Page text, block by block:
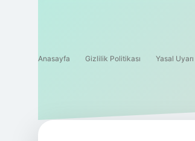
Anasayfa Gizlilik Politikası Yasal Uyarı